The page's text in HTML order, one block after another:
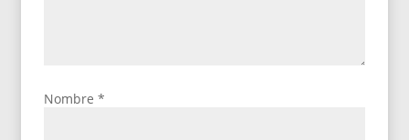
Nombre*